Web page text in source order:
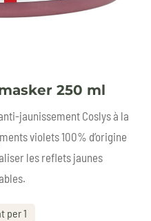
250 ml
jaunissement Coslys à la
violets 100% d’origine
les reflets jaunes
per 1